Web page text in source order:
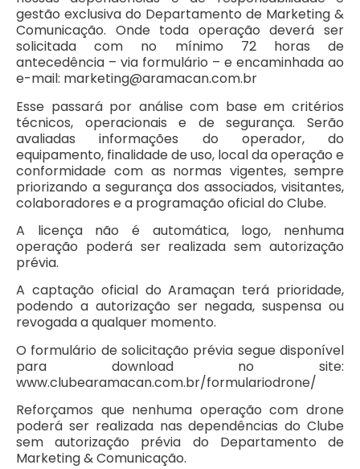
gestão exclusiva do Departamento de Marketing &
Comunicação. Onde toda operação deverá ser
solicitada com no mínimo 72 horas de
antecedência – via formulário – e encaminhada ao
e-mail: marketing@aramacan.com.br
Esse passará por análise com base em critérios
técnicos, operacionais e de segurança. Serão
avaliadas informações do operador, do
equipamento, finalidade de uso, local da operação e
conformidade com as normas vigentes, sempre
priorizando a segurança dos associados, visitantes,
colaboradores e a programação oficial do Clube.
A licença não é automática, logo, nenhuma
operação poderá ser realizada sem autorização
prévia.
A captação oficial do Aramaçan terá prioridade,
podendo a autorização ser negada, suspensa ou
revogada a qualquer momento.
O formulário de solicitação prévia segue disponível
para download no site:
www.clubearamacan.com.br/formulariodrone/
Reforçamos que nenhuma operação com drone
poderá ser realizada nas dependências do Clube
sem autorização prévia do Departamento de
Marketing & Comunicação.